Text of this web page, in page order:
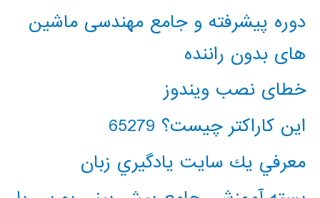
دوره پیشرفته و جامع مهندسی ماشین
های بدون راننده
خطای نصب ویندوز
این کاراکتر چیست؟ 65279
معرفي يك سايت يادگيري زبان